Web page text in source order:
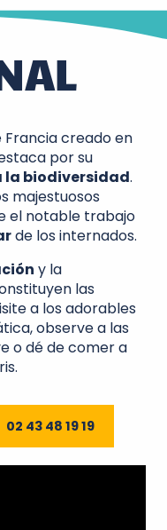
Francia creado en
por su
la biodiversidad.
majestuosos
el notable trabajo
de los internados.
y la
las
a los adorables
observe a las
o dé de comer a
02 43 48 19 19